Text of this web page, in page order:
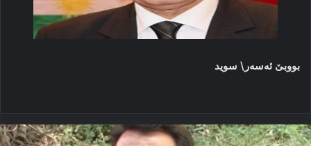
بووبێ ئەسەر\ سويد